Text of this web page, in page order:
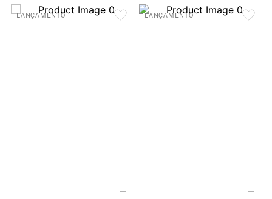
LANÇAMENTO
+
LANÇAMENTO
+